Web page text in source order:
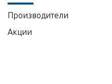
Производители
Акции